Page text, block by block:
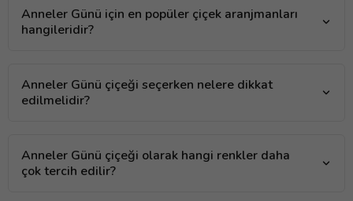
Anneler Günü için en popüler çiçek aranjmanları
hangileridir?
Anneler Günü çiçeği seçerken nelere dikkat
edilmelidir?
Anneler Günü çiçeği olarak hangi renkler daha
çok tercih edilir?